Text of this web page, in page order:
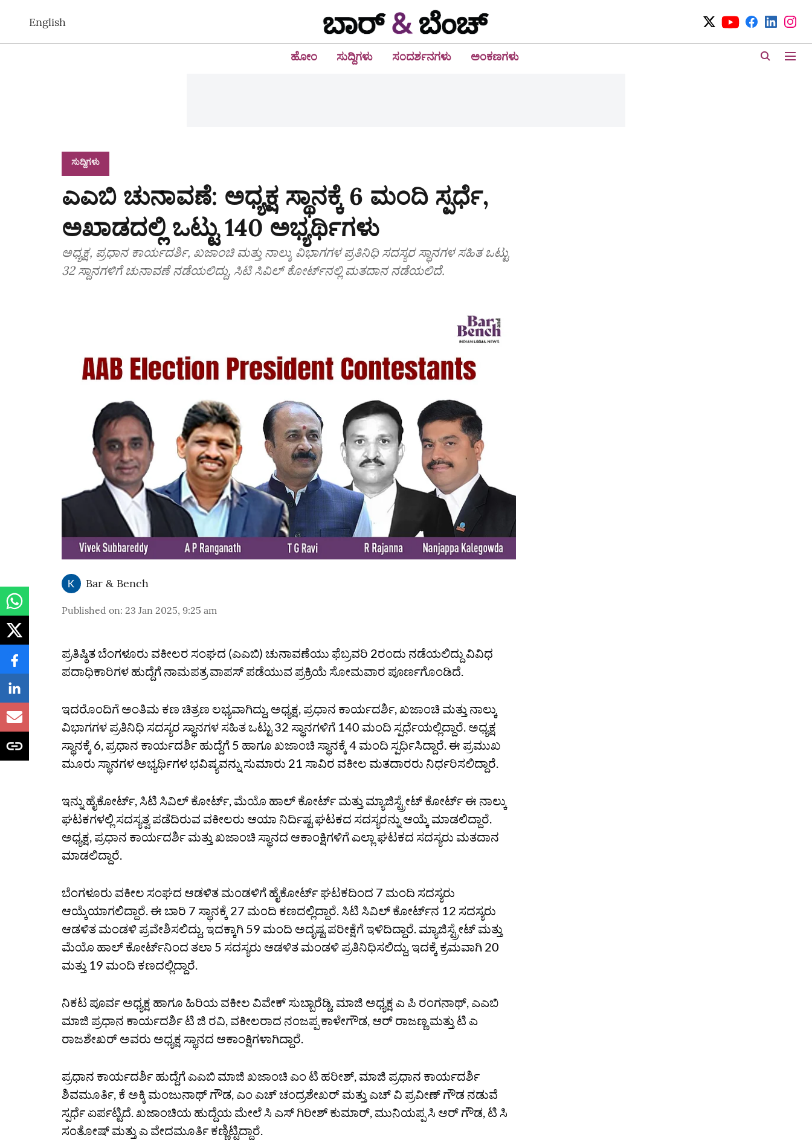
English
ಹೋಂ ಸುದ್ದಿಗಳು ಸಂದರ್ಶನಗಳು ಅಂಕಣಗಳು
ಸುದ್ದಿಗಳು
ಎಎಬಿ ಚುನಾವಣೆ: ಅಧ್ಯಕ್ಷ ಸ್ಥಾನಕ್ಕೆ 6 ಮಂದಿ ಸ್ಪರ್ಧೆ,
ಅಖಾಡದಲ್ಲಿ ಒಟ್ಟು 140 ಅಭ್ಯರ್ಥಿಗಳು
ಅಧ್ಯಕ್ಷ, ಪ್ರಧಾನ ಕಾರ್ಯದರ್ಶಿ, ಖಜಾಂಚಿ ಮತ್ತು ನಾಲ್ಕು ವಿಭಾಗಗಳ ಪ್ರತಿನಿಧಿ ಸದಸ್ಯರ ಸ್ಥಾನಗಳ ಸಹಿತ ಒಟ್ಟು
32 ಸ್ಥಾನಗಳಿಗೆ ಚುನಾವಣೆ ನಡೆಯಲಿದ್ದು, ಸಿಟಿ ಸಿವಿಲ್‌ ಕೋರ್ಟ್‌ನಲ್ಲಿ ಮತದಾನ ನಡೆಯಲಿದೆ.
Bar & Bench
Published on: 23 Jan 2025, 9:25 am
ಪ್ರತಿಷ್ಠಿತ ಬೆಂಗಳೂರು ವಕೀಲರ ಸಂಘದ (ಎಎಬಿ) ಚುನಾವಣೆಯು ಫೆಬ್ರವರಿ 2ರಂದು ನಡೆಯಲಿದ್ದು ವಿವಿಧ
ಪದಾಧಿಕಾರಿಗಳ ಹುದ್ದೆಗೆ ನಾಮಪತ್ರ ವಾಪಸ್‌ ಪಡೆಯುವ ಪ್ರಕ್ರಿಯೆ ಸೋಮವಾರ ಪೂರ್ಣಗೊಂಡಿದೆ.
ಇದರೊಂದಿಗೆ ಅಂತಿಮ ಕಣ ಚಿತ್ರಣ ಲಭ್ಯವಾಗಿದ್ದು, ಅಧ್ಯಕ್ಷ, ಪ್ರಧಾನ ಕಾರ್ಯದರ್ಶಿ, ಖಜಾಂಚಿ ಮತ್ತು ನಾಲ್ಕು
ವಿಭಾಗಗಳ ಪ್ರತಿನಿಧಿ ಸದಸ್ಯರ ಸ್ಥಾನಗಳ ಸಹಿತ ಒಟ್ಟು 32 ಸ್ಥಾನಗಳಿಗೆ 140 ಮಂದಿ ಸ್ಪರ್ಧೆಯಲ್ಲಿದ್ದಾರೆ. ಅಧ್ಯಕ್ಷ
ಸ್ಥಾನಕ್ಕೆ 6, ಪ್ರಧಾನ ಕಾರ್ಯದರ್ಶಿ ಹುದ್ದೆಗೆ 5 ಹಾಗೂ ಖಜಾಂಚಿ ಸ್ಥಾನಕ್ಕೆ 4 ಮಂದಿ ಸ್ಪರ್ಧಿಸಿದ್ದಾರೆ. ಈ ಪ್ರಮುಖ
ಮೂರು ಸ್ಥಾನಗಳ ಅಭ್ಯರ್ಥಿಗಳ ಭವಿಷ್ಯವನ್ನು ಸುಮಾರು 21 ಸಾವಿರ ವಕೀಲ ಮತದಾರರು ನಿರ್ಧರಿಸಲಿದ್ದಾರೆ.
ಇನ್ನು ಹೈಕೋರ್ಟ್‌, ಸಿಟಿ ಸಿವಿಲ್‌ ಕೋರ್ಟ್‌, ಮೆಯೊ ಹಾಲ್‌ ಕೋರ್ಟ್‌ ಮತ್ತು ಮ್ಯಾಜಿಸ್ಟ್ರೇಟ್‌ ಕೋರ್ಟ್‌ ಈ ನಾಲ್ಕು
ಘಟಕಗಳಲ್ಲಿ ಸದಸ್ಯತ್ವ ಪಡೆದಿರುವ ವಕೀಲರು ಆಯಾ ನಿರ್ದಿಷ್ಟ ಘಟಕದ ಸದಸ್ಯರನ್ನು ಆಯ್ಕೆ ಮಾಡಲಿದ್ದಾರೆ.
ಅಧ್ಯಕ್ಷ, ಪ್ರಧಾನ ಕಾರ್ಯದರ್ಶಿ ಮತ್ತು ಖಜಾಂಚಿ ಸ್ಥಾನದ ಆಕಾಂಕ್ಷಿಗಳಿಗೆ ಎಲ್ಲಾ ಘಟಕದ ಸದಸ್ಯರು ಮತದಾನ
ಮಾಡಲಿದ್ದಾರೆ.
ಬೆಂಗಳೂರು ವಕೀಲ ಸಂಘದ ಆಡಳಿತ ಮಂಡಳಿಗೆ ಹೈಕೋರ್ಟ್‌ ಘಟಕದಿಂದ 7 ಮಂದಿ ಸದಸ್ಯರು
ಆಯ್ಕೆಯಾಗಲಿದ್ದಾರೆ. ಈ ಬಾರಿ 7 ಸ್ಥಾನಕ್ಕೆ 27 ಮಂದಿ ಕಣದಲ್ಲಿದ್ದಾರೆ. ಸಿಟಿ ಸಿವಿಲ್‌ ಕೋರ್ಟ್‌ನ 12 ಸದಸ್ಯರು
ಆಡಳಿತ ಮಂಡಳಿ ಪ್ರವೇಶಿಸಲಿದ್ದು, ಇದಕ್ಕಾಗಿ 59 ಮಂದಿ ಅದೃಷ್ಟ ಪರೀಕ್ಷೆಗೆ ಇಳಿದಿದ್ದಾರೆ. ಮ್ಯಾಜಿಸ್ಟ್ರೇಟ್‌ ಮತ್ತು
ಮೆಯೊ ಹಾಲ್‌ ಕೋರ್ಟ್‌ನಿಂದ ತಲಾ 5 ಸದಸ್ಯರು ಆಡಳಿತ ಮಂಡಳಿ ಪ್ರತಿನಿಧಿಸಲಿದ್ದು, ಇದಕ್ಕೆ ಕ್ರಮವಾಗಿ 20
ಮತ್ತು 19 ಮಂದಿ ಕಣದಲ್ಲಿದ್ದಾರೆ.
ನಿಕಟ ಪೂರ್ವ ಅಧ್ಯಕ್ಷ ಹಾಗೂ ಹಿರಿಯ ವಕೀಲ ವಿವೇಕ್‌ ಸುಬ್ಬಾರೆಡ್ಡಿ, ಮಾಜಿ ಅಧ್ಯಕ್ಷ ಎ ಪಿ ರಂಗನಾಥ್‌, ಎಎಬಿ
ಮಾಜಿ ಪ್ರಧಾನ ಕಾರ್ಯದರ್ಶಿ ಟಿ ಜಿ ರವಿ, ವಕೀಲರಾದ ನಂಜಪ್ಪ ಕಾಳೇಗೌಡ, ಆರ್‌ ರಾಜಣ್ಣ ಮತ್ತು ಟಿ ಎ
ರಾಜಶೇಖರ್‌ ಅವರು ಅಧ್ಯಕ್ಷ ಸ್ಥಾನದ ಆಕಾಂಕ್ಷಿಗಳಾಗಿದ್ದಾರೆ.
ಪ್ರಧಾನ ಕಾರ್ಯದರ್ಶಿ ಹುದ್ದೆಗೆ ಎಎಬಿ ಮಾಜಿ ಖಜಾಂಚಿ ಎಂ ಟಿ ಹರೀಶ್‌, ಮಾಜಿ ಪ್ರಧಾನ ಕಾರ್ಯದರ್ಶಿ
ಶಿವಮೂರ್ತಿ, ಕೆ ಅಕ್ಕಿ ಮಂಜುನಾಥ್‌ ಗೌಡ, ಎಂ ಎಚ್‌ ಚಂದ್ರಶೇಖರ್‌ ಮತ್ತು ಎಚ್‌ ವಿ ಪ್ರವೀಣ್‌ ಗೌಡ ನಡುವೆ
ಸ್ಪರ್ಧೆ ಏರ್ಪಟ್ಟಿದೆ. ಖಜಾಂಚಿಯ ಹುದ್ದೆಯ ಮೇಲೆ ಸಿ ಎಸ್‌ ಗಿರೀಶ್‌ ಕುಮಾರ್‌, ಮುನಿಯಪ್ಪ ಸಿ ಆರ್‌ ಗೌಡ, ಟಿ ಸಿ
ಸಂತೋಷ್‌ ಮತ್ತು ಎ ವೇದಮೂರ್ತಿ ಕಣ್ಣಿಟ್ಟಿದ್ದಾರೆ.